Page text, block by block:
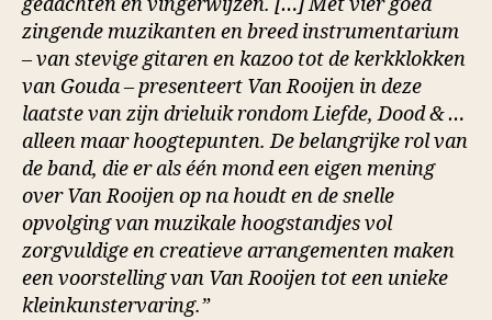
zingende muzikanten en breed instrumentarium
– van stevige gitaren en kazoo tot de kerkklokken
van Gouda – presenteert Van Rooijen in deze
laatste van zijn drieluik rondom Liefde, Dood & …
alleen maar hoogtepunten. De belangrijke rol van
de band, die er als één mond een eigen mening
over Van Rooijen op na houdt en de snelle
opvolging van muzikale hoogstandjes vol
zorgvuldige en creatieve arrangementen maken
een voorstelling van Van Rooijen tot een unieke
kleinkunstervaring.”